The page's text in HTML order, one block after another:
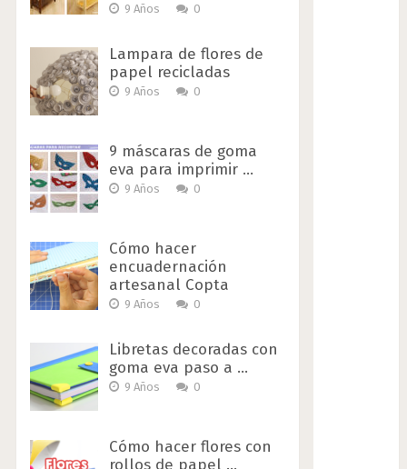
9 Años 0
Lampara de flores de
papel recicladas
9 Años 0
9 máscaras de goma
eva para imprimir …
9 Años 0
Cómo hacer
encuadernación
artesanal Copta
9 Años 0
Libretas decoradas con
goma eva paso a …
9 Años 0
Cómo hacer flores con
rollos de papel …